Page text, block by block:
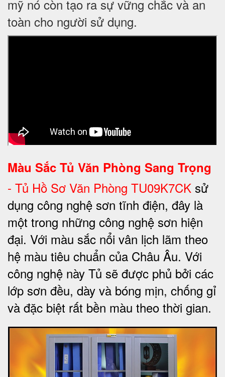
mỹ nó còn tạo ra sự vững chắc và an
toàn cho người sử dụng.
Màu Sắc Tủ Văn Phòng Sang Trọng
- Tủ Hồ Sơ Văn Phòng TU09K7CK sử
dụng công nghệ sơn tĩnh điện, đây là
một trong những công nghệ sơn hiện
đại. Với màu sắc nổi vân lịch lãm theo
hệ màu tiêu chuẩn của Châu Âu. Với
công nghệ này Tủ sẽ được phủ bởi các
lớp sơn đều, dày và bóng mịn, chống gỉ
và đặc biệt rất bền màu theo thời gian.